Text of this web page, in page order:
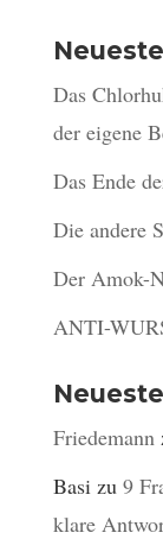
Das
der eigene
Das Ende
Die andere
Der Amok-
ANTI-
Friedemann
Basizu 9
klare